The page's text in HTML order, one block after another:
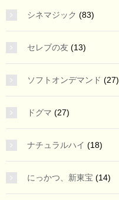
シネマジック (83)
セレブの友 (13)
ソフトオンデマンド (27)
ドグマ (27)
ナチュラルハイ (18)
にっかつ、新東宝 (14)